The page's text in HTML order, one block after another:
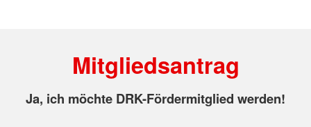
Mitgliedsantrag
Ja, ich möchte DRK-Fördermitglied werden!